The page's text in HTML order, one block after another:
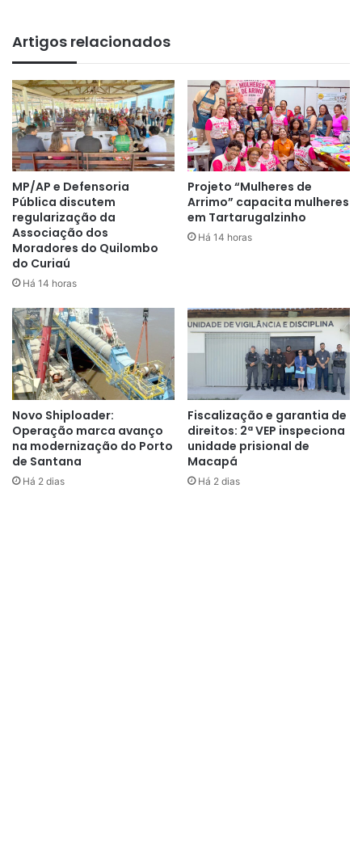
A administração dos centros comunitários ocorrerá por
meio de Termo de Cessão, de modo que serão
gerenciados pela Prefeitura Municipal de Santana junto às
comunidades dos bairros atendidos.
Os bairros Fé em Deus e Nova Brasília foram também
contemplados com o plano de mobilidade urbana e, juntos,
receberam aproximadamente 3 km de pavimentação. Ao
vias asfaltadas.
Igarapé da Fortaleza
Com 90% da obra concluída, o Centro Comunitário Igarapé
da Fortaleza será entregue com serviços de revitalização,
urbanização e obras de acessibilidade. O investimento
está orçado em R$602 mil, de recurso oriundo do Tesouro
Estadual.
Artigos relacionados
MP/AP e Defensoria
Pública discutem
regularização da
Associação dos
Moradores do Quilombo
do Curiaú
Há 14 horas
Projeto “Mulheres de
Arrimo” capacita mulheres
em Tartarugalzinho
Há 14 horas
Novo Shiploader:
Operação marca avanço
na modernização do Porto
de Santana
Há 2 dias
Fiscalização e garantia de
direitos: 2ª VEP inspeciona
unidade prisional de
Macapá
Há 2 dias